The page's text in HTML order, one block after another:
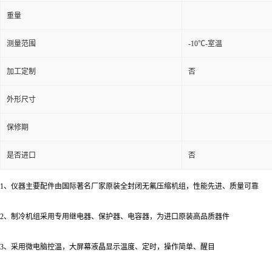
重量
测量范围 -10℃-室温
加工定制 否
外形尺寸
保修期
是否进口 否
1、仪器主要配件由国际著名厂家原装全封闭无氟压缩机组，性能先进、质量可靠
2、制冷机组采用专用继电器、保护器、电容器，为进口原装高品质器件
3、采用微电脑控温，大屏幕液晶显示温度、定时，操作简单、醒目